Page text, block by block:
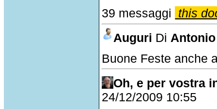
39 messaggi
this
Auguri Di Antonio
Buone Feste anche
Oh, e per vostra
24/12/2009 10:55